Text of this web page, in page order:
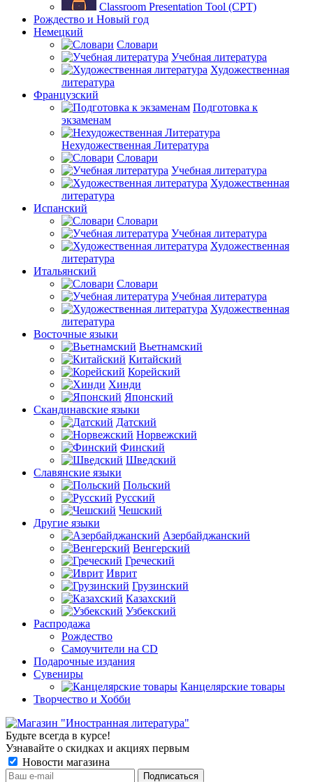
Classroom Presentation Tool (CPT)
Рождество и Новый год
Немецкий
Словари
Учебная литература
Художественная
литература
Французский
Подготовка к
экзаменам
Нехудожественная Литература
Словари
Учебная литература
Художественная
литература
Испанский
Словари
Учебная литература
Художественная
литература
Итальянский
Словари
Учебная литература
Художественная
литература
Восточные языки
Вьетнамский
Китайский
Корейский
Хинди
Японский
Скандинавские языки
Датский
Норвежский
Финский
Шведский
Славянские языки
Польский
Русский
Чешский
Другие языки
Азербайджанский
Венгерский
Греческий
Иврит
Грузинский
Казахский
Узбекский
Распродажа
Рождество
Самоучители на CD
Подарочные издания
Сувениры
Канцелярские товары
Творчество и Хобби
Будьте всегда в курсе!
Узнавайте о скидках и акциях первым
Новости магазина